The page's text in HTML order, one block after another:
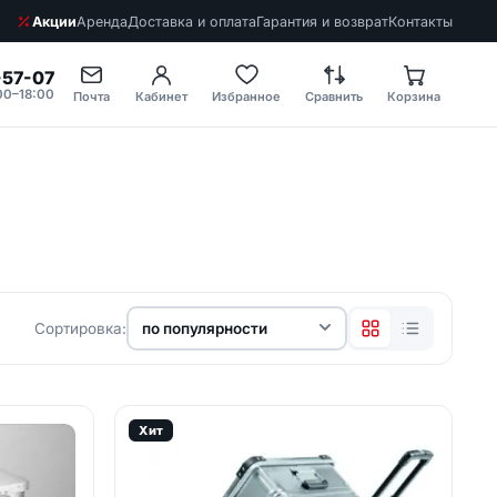
АкцииАрендаДоставка и оплатаГарантия и возвратКонтакты
07
Почта Кабинет Избранное Сравнить Корзина
Нужен подбор
оборудования?
Подберём модели и
рассчитаем стоимость под
Сортировка:
Хит